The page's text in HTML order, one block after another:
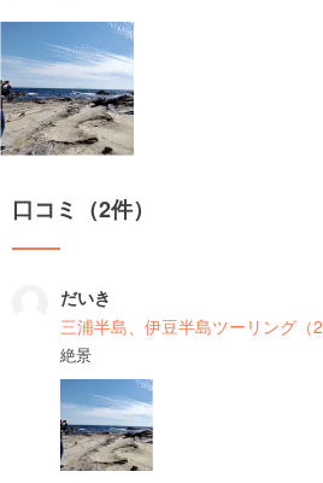
口コミ（2件）
だいき
三浦半島、伊豆半島ツーリング（
絶景